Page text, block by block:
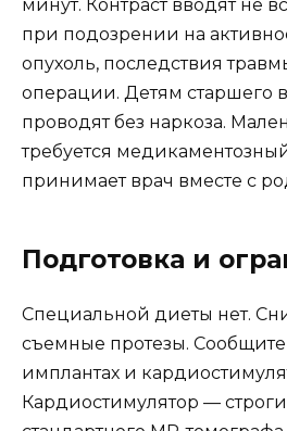
минут. Контраст вводят не
при подозрении на
опухоль, последствия
операции. Детям старшего
проводят без наркоза.
требуется
принимает врач вместе с
Подготовка и
Специальной диеты нет.
съемные протезы. Сообщите
имплантах и
Кардиостимулятор —